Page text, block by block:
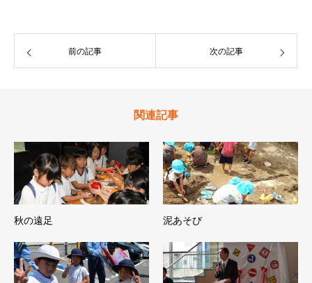
前の記事 次の記事
関連記事
秋の遠足 泥あそび